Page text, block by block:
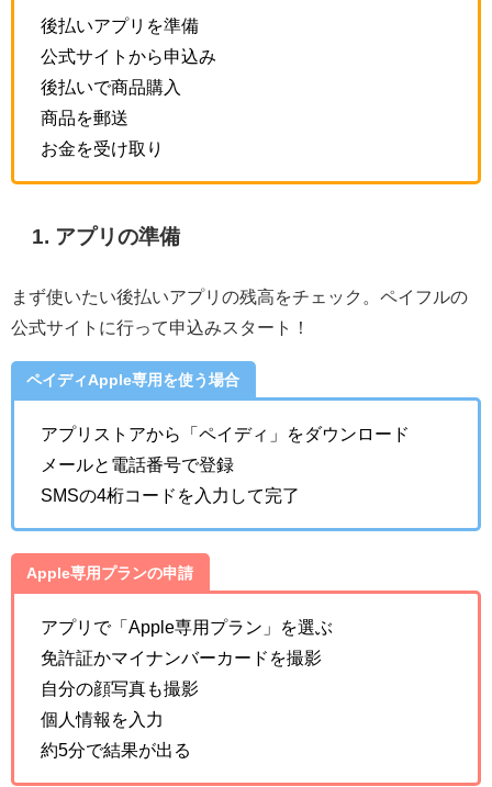
後払いアプリを準備
公式サイトから申込み
後払いで商品購入
商品を郵送
お金を受け取り
1. アプリの準備
まず使いたい後払いアプリの残高をチェック。ペイフルの
公式サイトに行って申込みスタート！
ペイディApple専用を使う場合
アプリストアから「ペイディ」をダウンロード
メールと電話番号で登録
SMSの4桁コードを入力して完了
Apple専用プランの申請
アプリで「Apple専用プラン」を選ぶ
免許証かマイナンバーカードを撮影
自分の顔写真も撮影
個人情報を入力
約5分で結果が出る